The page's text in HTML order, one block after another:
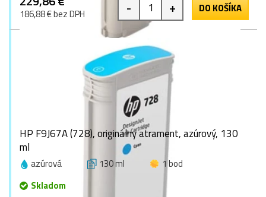
186,88 € bez DPH - + DO KOŠÍKA
HP F9J67A (728), originálny atrament, azúrový, 130
ml
azúrová 130 ml
1 bod
Skladom